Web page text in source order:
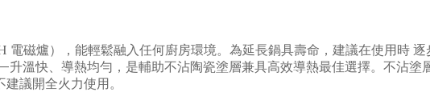
磁爐），能輕鬆融入任何廚房環境。 為延長鍋具壽命，建議在使用時 逐
溫快、導熱均勻，是輔助不沾陶瓷塗層兼具高效導熱最佳選擇。 不沾塗
議開全火力使用。